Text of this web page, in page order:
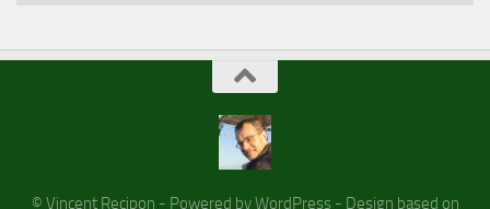
© Vincent Recipon - Powered by WordPress - Design based on